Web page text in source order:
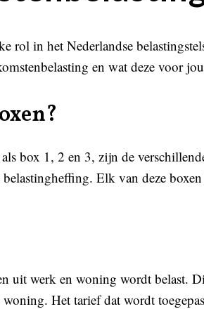
rol in het Nederlandse
en wat deze voor
box 1, 2 en 3, zijn de
Elk van deze
uit werk en woning wordt belast.
Het tarief dat wordt